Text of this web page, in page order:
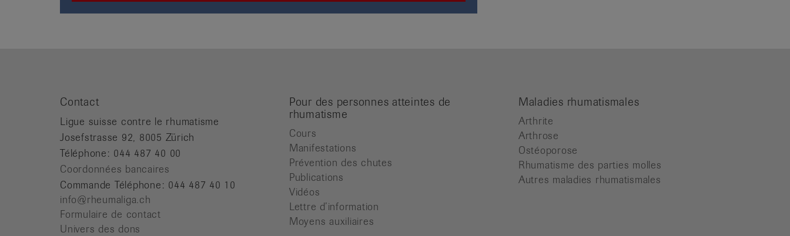
Contact
Ligue suisse contre le rhumatisme
Josefstrasse 92, 8005 Zürich
Téléphone: 044 487 40 00
Coordonnées bancaires
Commande Téléphone: 044 487 40 10
info@rheumaliga.ch
Formulaire de contact
Univers des dons
Pour des personnes atteintes de
rhumatisme
Cours
Manifestations
Prévention des chutes
Publications
Vidéos
Lettre d’information
Moyens auxiliaires
Maladies rhumatismales
Arthrite
Arthrose
Ostéoporose
Rhumatisme des parties molles
Autres maladies rhumatismales